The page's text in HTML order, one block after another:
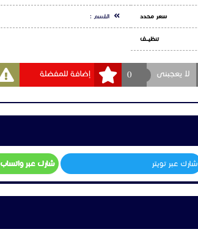
سعر محدد القسم :
تنظيــــف
لا يعجبنى 0 إضافة للمفضلة
شارك عبر تويتر شارك عبر واتساب